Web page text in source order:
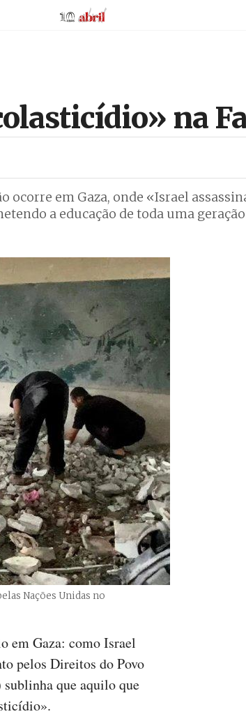
AbrilAbril
na
ocorre em Gaza, onde «Israel
a educação de toda uma
Nações Unidas no
em Gaza: como Israel
pelos Direitos do Povo
que aquilo que